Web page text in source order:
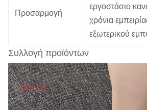
Προσαρμογή
εργοστάσιο
χρόνια
εξωτερικού
Συλλογή προϊόντων